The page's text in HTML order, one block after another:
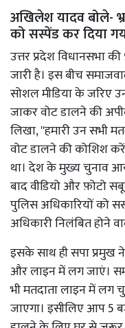
अखिलेश यादव बोले-
को सस्पेंड कर दिया
उत्तर प्रदेश विधानसभा
जारी है। इस बीच
सोशल मीडिया के जरिए
जाकर वोट डालने की
लिखा, ''हमारी उन सभी
वोट डालने की कोशिश
था। देश के मुख्य चुनाव
बाद वीडियो और फ़ोटो
पुलिस अधिकारियों को
अधिकारी निलंबित होने
इसके साथ ही सपा
और लाइन में लग जाएं।
भी मतदाता लाइन में लग
जाएगा। इसीलिए आप 5